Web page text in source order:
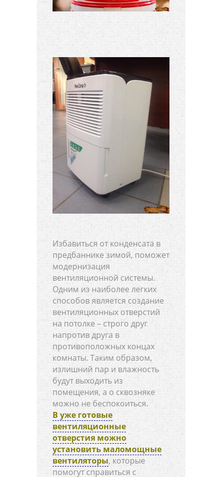
Избавиться от конденсата в
предбаннике зимой, поможет
модернизация
вентиляционной системы.
Одним из наиболее легких
способов является создание
вентиляционных отверстий
на потолке – строго друг
напротив друга в
противоположных концах
комнаты. Таким образом,
излишний пар и влажность
будут выходить из
помещения, а о сквозняке
можно не беспокоиться.
В уже готовые
вентиляционные
отверстия можно
установить маломощные
вентиляторы, которые
помогут справиться с